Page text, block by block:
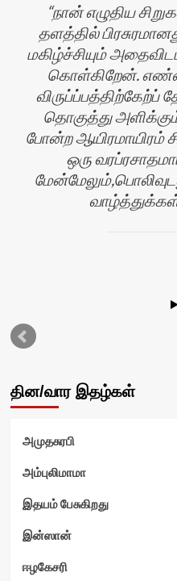
நான் எழுதிய
தளத்தில்
மகிழ்ச்சியும்
கொள்கிறேன்.
விருப்ப்பத்திற்கேற்ப்
தொகுத்து
போன்ற ஆயிரமாயிரம்
ஒரு
வாழ்த்துக்கள்
தின/வார இதழ்கள்
அமுதசுரபி
அம்புலிமாமா
இதயம் பேசுகிறது
இன்ஸான்
ஈழகேசரி